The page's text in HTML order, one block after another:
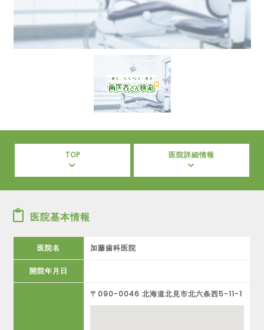
TOP 医院詳細情報
医院基本情報
医院名 加藤歯科医院
開院年月日
〒090-0046 北海道北見市北六条西5-11-1